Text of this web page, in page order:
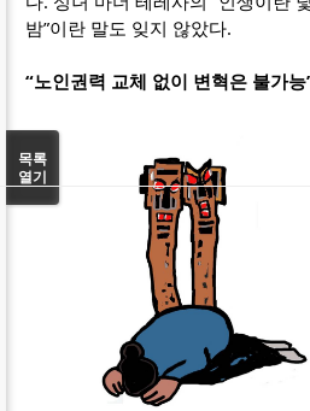
밤”이란 말도 잊지 않았다.
“노인권력 교체 없이 변혁은 불가능
목록
열기